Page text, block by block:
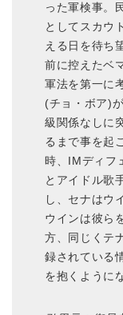
った軍検事。
としてスカウ
える日を待ち
前に控えたベ
軍法を第一に
(チョ・ボア)
級関係なしに
るまで事を起
時、IMディフ
とアイドル歌
し、セナはウ
ウインは彼ら
方、同じくテ
録されている
を抱くように